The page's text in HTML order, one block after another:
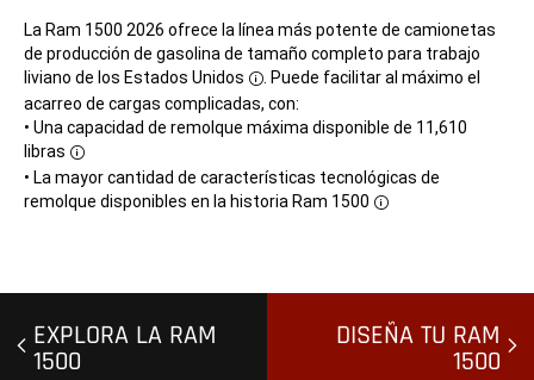
La Ram 1500 2026 ofrece la línea más potente de camionetas
de producción de gasolina de tamaño completo para trabajo
liviano de los Estados Unidos
Disclosure
. Puede facilitar al máximo el
acarreo de cargas complicadas, con:
• Una capacidad de remolque máxima disponible de 11,610
libras
Disclosure
• La mayor cantidad de características tecnológicas de
remolque disponibles en la historia Ram 1500
Disclosure
EXPLORA LA RAM
1500
DISEÑA TU RAM
1500